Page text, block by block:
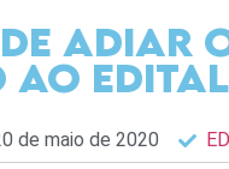
adiar
ao edital
de maio de 2020